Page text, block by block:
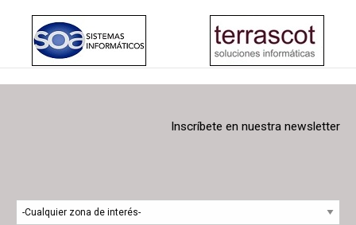
Inscríbete en nuestra newsletter